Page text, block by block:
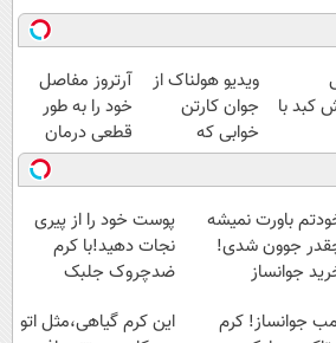
کبد با
تا
ویدیو هولناک از
جوان کارتن
خوابی که
میلیاردر شد.
آموزش رایگان
آرتروز مفاصل
خود را به طور
قطعی درمان
کنید!
◗پرسش‌نامه◖
باورت نمیشه
جوون شدی!
جوانساز
پوست خود را از پیری
نجات دهید!با کرم
ضدچروک جلبک
جوانساز! کرم
این کرم گیاهی،مثل اتو